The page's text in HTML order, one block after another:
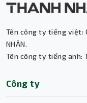
Tên công ty tiếng việt:
NHÂN.
Tên công ty tiếng anh:
Công ty
Trợ lý